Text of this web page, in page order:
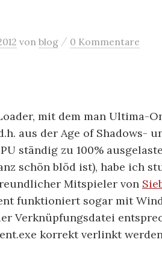
von blog / 0 Kommentare
mit dem man Ultima-
aus der Age of Shadows-
ständig zu 100%
schön blöd ist), habe ich
Mitspieler von
funktioniert sogar mit
Verknüpfungsdatei
korrekt verlinkt